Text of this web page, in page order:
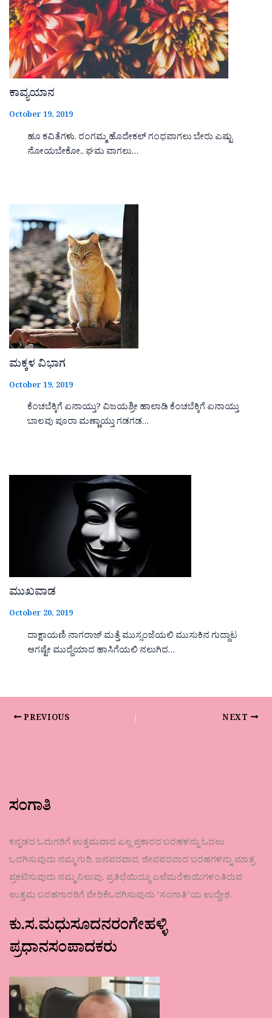
ಕಾವ್ಯಯಾನ
October 19, 2019
ಹೂ ಕವಿತೆಗಳು. ರಂಗಮ್ಮ ಹೊದೇಕಲ್ ಗಂಧವಾಗಲು ಬೇರು ಎಷ್ಟು
ನೋಯಬೇಕೋ.. ಘಮ ವಾಗಲು…
ಮಕ್ಕಳ ವಿಭಾಗ
October 19, 2019
ಕೆಂಚಬೆಕ್ಕಿಗೆ ಏನಾಯ್ತು? ವಿಜಯಶ್ರೀ ಹಾಲಾಡಿ ಕೆಂಚಬೆಕ್ಕಿಗೆ ಏನಾಯ್ತು
ಬಾಲವು ಪೂರಾ ಮಣ್ಣಾಯ್ತು ಗಡಗಡ…
ಮುಖವಾಡ
October 20, 2019
ದಾಕ್ಷಾಯಣಿ ನಾಗರಾಜ್ ಮತ್ತೆ ಮುಸ್ಸಂಜೆಯಲಿ ಮುಸುಕಿನ ಗುದ್ದಾಟ
ಆಗಷ್ಟೇ ಮುದ್ದೆಯಾದ ಹಾಸಿಗೆಯಲಿ ನಲುಗಿದ…
PREVIOUS NEXT
ಸಂಗಾತಿ
ಕನ್ನಡದ ಓದುಗರಿಗೆ ಉತ್ತಮವಾದ ಎಲ್ಲ ಪ್ರಕಾರದ ಬರಹಳನ್ನು ಓದಲು
ಒದಗಿಸುವುದು ನಮ್ಮ ಗುರಿ. ಜನಪರವಾದ, ಜೀವಪರವಾದ ಬರಹಗಳನ್ನು ಮಾತ್ರ
ಪ್ರಕಟಿಸುವುದು ನಮ್ಮ ನಿಲುವು. ಪ್ರತಿಭೆಯಿದ್ದೂ ಎಲೆಮರೆಕಾಯಿಗಳಂತಿರುವ
ಉತ್ತಮ ಬರಹಗಾರರಿಗೆ ವೇದಿಕೆಒದಗಿಸುವುದು ʼಸಂಗಾತಿʼಯ ಉದ್ದೇಶ.
ಕು.ಸ.ಮಧುಸೂದನರಂಗೇಹಳ್ಳಿ
ಪ್ರಧಾನಸಂಪಾದಕರು